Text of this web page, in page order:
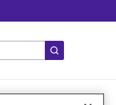
send søk